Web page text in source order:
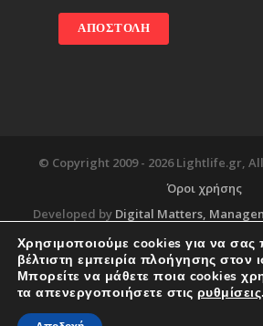
© Copyright 2009 - 2026 Lightlife.gr,
Όροι χρήσης
Developed by Digital Matters,
Blog About Services
Χρησιμοποιούμε cookies για να
βέλτιστη εμπειρία πλοήγησης στον
Μπορείτε να μάθετε ποια cookies
τα απενεργοποιήσετε στις ρυθμίσεις.